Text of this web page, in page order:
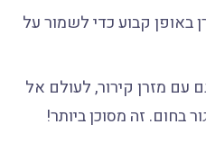
באופן קבוע כדי לשמור על
עם מזרן קירור, לעולם אל
בחום. זה מסוכן ביותר!